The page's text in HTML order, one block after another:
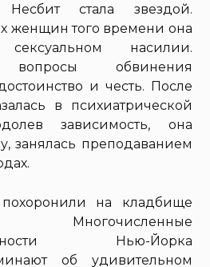
стала звездой.
женщин того времени она
насилии.
вопросы обвинения
и честь. После
в психиатрической
зависимость, она
занялась преподаванием
на кладбище
Многочисленные
Нью-Йорка
об удивительном